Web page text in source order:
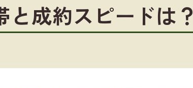
と成約スピードは？